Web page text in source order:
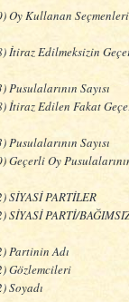
Oy Kullanan
İtiraz Edilmeksizin
Sayısı
İtiraz Edilen Fakat
Sayısı
Geçerli Oy
SİYASİ PARTİLER
PARTİ/
Partinin Adı
Gözlemcileri
Soyadı